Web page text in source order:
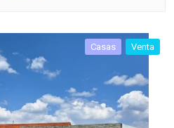
Casas Venta